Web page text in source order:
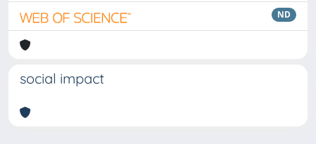
ND
social impact